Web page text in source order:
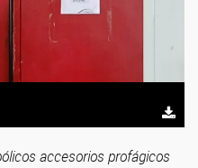
accesorios profágicos